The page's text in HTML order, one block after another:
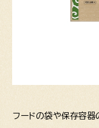
フードの袋や保存容器